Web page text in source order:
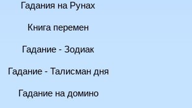
Гадания на Рунах
Книга перемен
Гадание - Зодиак
Гадание - Талисман дня
Гадание на домино